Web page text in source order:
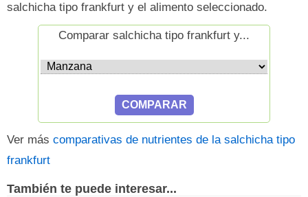
salchicha tipo frankfurt y el alimento seleccionado.
Comparar salchicha tipo frankfurt y...
Ver más comparativas de nutrientes de la salchicha tipo
frankfurt
También te puede interesar...